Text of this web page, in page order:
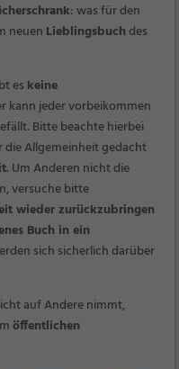
: was für den
neuen Lieblingsbuchdes
es keine
kann jeder vorbeikommen
Bitte beachte hierbei
die Allgemeinheit gedacht
. Um Anderen nicht die
versuche bitte
wieder zurückzubringen
Buch in ein
sich sicherlich darüber
auf Andere nimmt,
öffentlichen